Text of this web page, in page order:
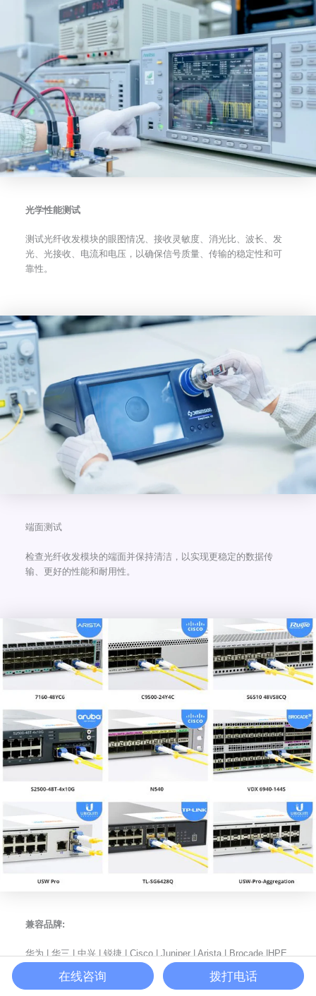
光学性能测试
测试光纤收发模块的眼图情况、接收灵敏度、消光比、波长、发
光、光接收、电流和电压，以确保信号质量、传输的稳定性和可
靠性。
端面测试
检查光纤收发模块的端面并保持清洁，以实现更稳定的数据传
输、更好的性能和耐用性。
兼容品牌:
华为 | 华三 | 中兴 | 锐捷 | Cisco | Juniper | Arista | Brocade |HPE
ProCurve | HPE Aruba | HPE BladeSystem | HPE H3C | H3C |
Dell | Extreme | HW | Generic | F-tone | Intel | Netgear | IBM |
在线咨询 拨打电话